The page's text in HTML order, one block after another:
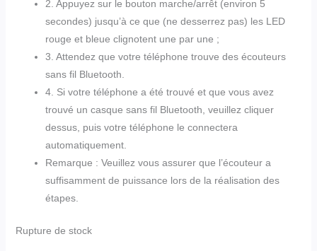
2. Appuyez sur le bouton marche/arrêt (environ 5
secondes) jusqu’à ce que (ne desserrez pas) les LED
rouge et bleue clignotent une par une ;
3. Attendez que votre téléphone trouve des écouteurs
sans fil Bluetooth.
4. Si votre téléphone a été trouvé et que vous avez
trouvé un casque sans fil Bluetooth, veuillez cliquer
dessus, puis votre téléphone le connectera
automatiquement.
Remarque : Veuillez vous assurer que l’écouteur a
suffisamment de puissance lors de la réalisation des
étapes.
Rupture de stock